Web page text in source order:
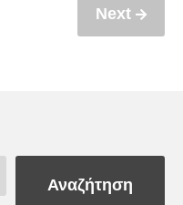
Next
Αναζήτηση